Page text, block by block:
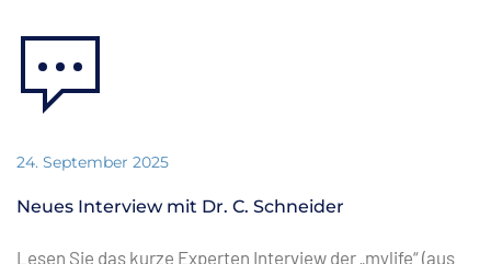
24. September 2025
Neues Interview mit Dr. C. Schneider
Lesen Sie das kurze Experten Interview der „mylife“ (aus